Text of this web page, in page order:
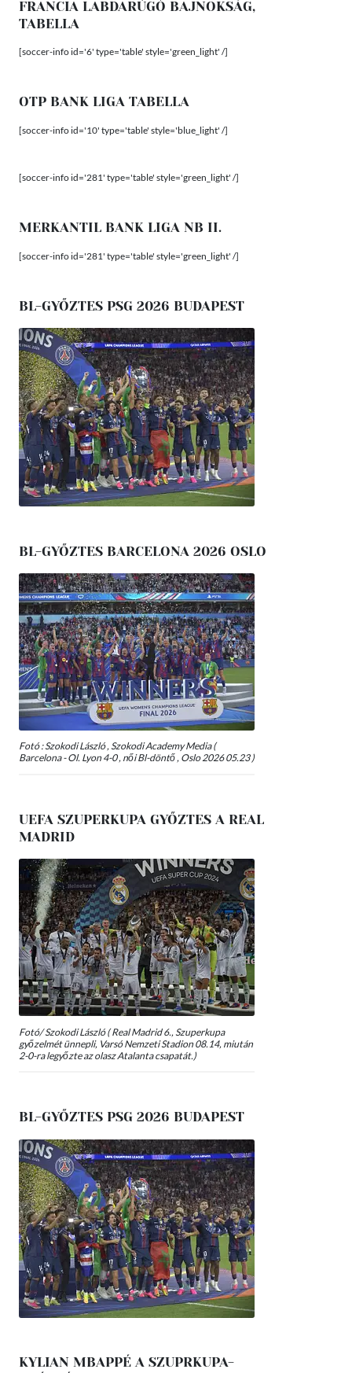
FRANCIA LABDARÚGÓ BAJNOKSÁG,
TABELLA
[soccer-info id='6' type='table' style='green_light' /]
OTP BANK LIGA TABELLA
[soccer-info id='10' type='table' style='blue_light' /]
[soccer-info id='281' type='table' style='green_light' /]
MERKANTIL BANK LIGA NB II.
[soccer-info id='281' type='table' style='green_light' /]
BL-GYŐZTES PSG 2026 BUDAPEST
BL-GYŐZTES BARCELONA 2026 OSLO
Fotó : Szokodi László , Szokodi Academy Media (
Barcelona - Ol. Lyon 4-0 , női Bl-döntő , Oslo 2026 05.23 )
UEFA SZUPERKUPA GYŐZTES A REAL
MADRID
Fotó/ Szokodi László ( Real Madrid 6., Szuperkupa
győzelmét ünnepli, Varsó Nemzeti Stadion 08.14, miután
2-0-ra legyőzte az olasz Atalanta csapatát.)
BL-GYŐZTES PSG 2026 BUDAPEST
KYLIAN MBAPPÉ A SZUPRKUPA-